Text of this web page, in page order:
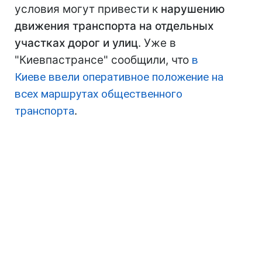
условия могут привести к нарушению
движения транспорта на отдельных
участках дорог и улиц. Уже в
"Киевпастрансе" сообщили, что в
Киеве ввели оперативное положение на
всех маршрутах общественного
транспорта.